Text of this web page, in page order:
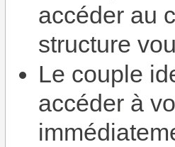
accéder au
structure
Le couple
accéder à